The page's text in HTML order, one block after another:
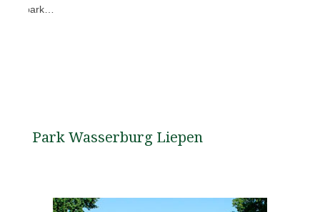
Park Wasserburg Liepen